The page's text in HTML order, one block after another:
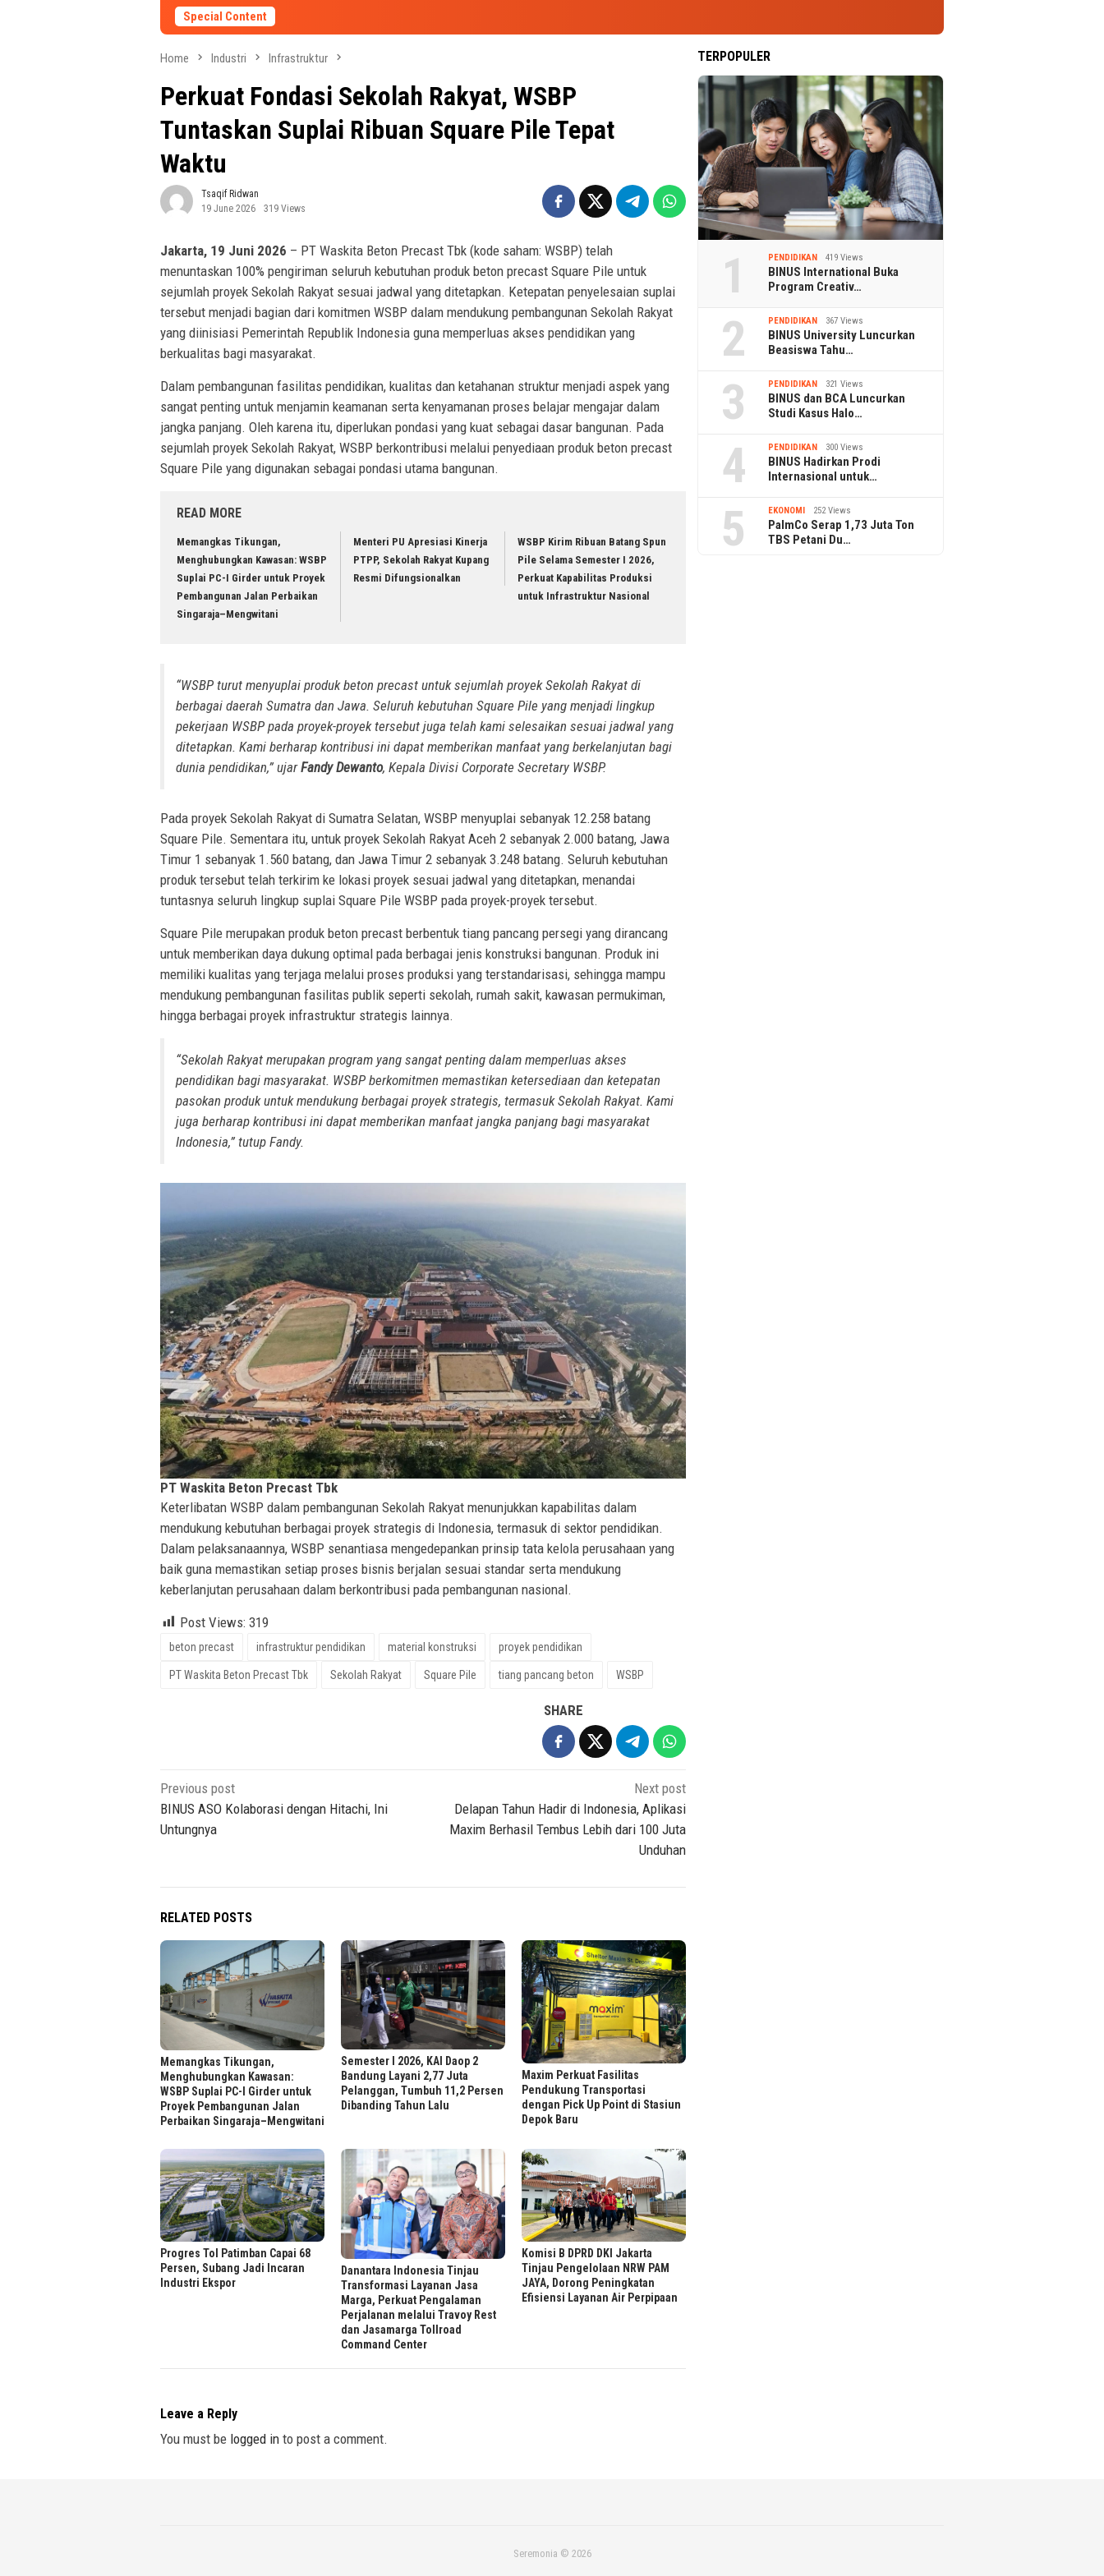
Special Content
Home Industri Infrastruktur
Perkuat Fondasi Sekolah Rakyat, WSBP
Tuntaskan Suplai Ribuan Square Pile Tepat
Waktu
Tsaqif Ridwan
19 June 2026
319 Views
Jakarta, 19 Juni 2026 – PT Waskita Beton Precast Tbk (kode saham: WSBP) telah
menuntaskan 100% pengiriman seluruh kebutuhan produk beton precast Square Pile untuk
sejumlah proyek Sekolah Rakyat sesuai jadwal yang ditetapkan. Ketepatan penyelesaian suplai
tersebut menjadi bagian dari komitmen WSBP dalam mendukung pembangunan Sekolah Rakyat
yang diinisiasi Pemerintah Republik Indonesia guna memperluas akses pendidikan yang
berkualitas bagi masyarakat.
Dalam pembangunan fasilitas pendidikan, kualitas dan ketahanan struktur menjadi aspek yang
sangat penting untuk menjamin keamanan serta kenyamanan proses belajar mengajar dalam
jangka panjang. Oleh karena itu, diperlukan pondasi yang kuat sebagai dasar bangunan. Pada
sejumlah proyek Sekolah Rakyat, WSBP berkontribusi melalui penyediaan produk beton precast
Square Pile yang digunakan sebagai pondasi utama bangunan.
READ MORE
Memangkas Tikungan,
Menghubungkan Kawasan: WSBP
Suplai PC-I Girder untuk Proyek
Pembangunan Jalan Perbaikan
Singaraja–Mengwitani
Menteri PU Apresiasi Kinerja
PTPP, Sekolah Rakyat Kupang
Resmi Difungsionalkan
WSBP Kirim Ribuan Batang Spun
Pile Selama Semester I 2026,
Perkuat Kapabilitas Produksi
untuk Infrastruktur Nasional
“WSBP turut menyuplai produk beton precast untuk sejumlah proyek Sekolah Rakyat di
berbagai daerah Sumatra dan Jawa. Seluruh kebutuhan Square Pile yang menjadi lingkup
pekerjaan WSBP pada proyek-proyek tersebut juga telah kami selesaikan sesuai jadwal yang
ditetapkan. Kami berharap kontribusi ini dapat memberikan manfaat yang berkelanjutan bagi
dunia pendidikan,” ujarFandy Dewanto, Kepala Divisi Corporate Secretary WSBP.
Pada proyek Sekolah Rakyat di Sumatra Selatan, WSBP menyuplai sebanyak 12.258 batang
Square Pile. Sementara itu, untuk proyek Sekolah Rakyat Aceh 2 sebanyak 2.000 batang, Jawa
Timur 1 sebanyak 1.560 batang, dan Jawa Timur 2 sebanyak 3.248 batang. Seluruh kebutuhan
produk tersebut telah terkirim ke lokasi proyek sesuai jadwal yang ditetapkan, menandai
tuntasnya seluruh lingkup suplai Square Pile WSBP pada proyek-proyek tersebut.
Square Pile merupakan produk beton precast berbentuk tiang pancang persegi yang dirancang
untuk memberikan daya dukung optimal pada berbagai jenis konstruksi bangunan. Produk ini
memiliki kualitas yang terjaga melalui proses produksi yang terstandarisasi, sehingga mampu
mendukung pembangunan fasilitas publik seperti sekolah, rumah sakit, kawasan permukiman,
hingga berbagai proyek infrastruktur strategis lainnya.
“Sekolah Rakyat merupakan program yang sangat penting dalam memperluas akses
pendidikan bagi masyarakat. WSBP berkomitmen memastikan ketersediaan dan ketepatan
pasokan produk untuk mendukung berbagai proyek strategis, termasuk Sekolah Rakyat. Kami
juga berharap kontribusi ini dapat memberikan manfaat jangka panjang bagi masyarakat
Indonesia,” tutup Fandy.
PT Waskita Beton Precast Tbk
Keterlibatan WSBP dalam pembangunan Sekolah Rakyat menunjukkan kapabilitas dalam
mendukung kebutuhan berbagai proyek strategis di Indonesia, termasuk di sektor pendidikan.
Dalam pelaksanaannya, WSBP senantiasa mengedepankan prinsip tata kelola perusahaan yang
baik guna memastikan setiap proses bisnis berjalan sesuai standar serta mendukung
keberlanjutan perusahaan dalam berkontribusi pada pembangunan nasional.
Post Views: 319
beton precast infrastruktur pendidikan material konstruksi proyek pendidikan
PT Waskita Beton Precast Tbk Sekolah Rakyat Square Pile tiang pancang beton WSBP
SHARE
Post
navigation
Previous post
BINUS ASO Kolaborasi dengan Hitachi, Ini
Untungnya
Next post
Delapan Tahun Hadir di Indonesia, Aplikasi
Maxim Berhasil Tembus Lebih dari 100 Juta
Unduhan
RELATED POSTS
Memangkas Tikungan,
Menghubungkan Kawasan:
WSBP Suplai PC-I Girder untuk
Proyek Pembangunan Jalan
Perbaikan Singaraja–Mengwitani
Semester I 2026, KAI Daop 2
Bandung Layani 2,77 Juta
Pelanggan, Tumbuh 11,2 Persen
Dibanding Tahun Lalu
Maxim Perkuat Fasilitas
Pendukung Transportasi
dengan Pick Up Point di Stasiun
Depok Baru
Progres Tol Patimban Capai 68
Persen, Subang Jadi Incaran
Industri Ekspor
Danantara Indonesia Tinjau
Transformasi Layanan Jasa
Marga, Perkuat Pengalaman
Perjalanan melalui Travoy Rest
dan Jasamarga Tollroad
Command Center
Komisi B DPRD DKI Jakarta
Tinjau Pengelolaan NRW PAM
JAYA, Dorong Peningkatan
Efisiensi Layanan Air Perpipaan
Leave a Reply
You must be logged in to post a comment.
TERPOPULER
1 PENDIDIKAN 419 Views
BINUS International Buka
Program Creativ…
2 PENDIDIKAN 367 Views
BINUS University Luncurkan
Beasiswa Tahu…
3 PENDIDIKAN 321 Views
BINUS dan BCA Luncurkan
Studi Kasus Halo…
4 PENDIDIKAN 300 Views
BINUS Hadirkan Prodi
Internasional untuk…
5 EKONOMI 252 Views
PalmCo Serap 1,73 Juta Ton
TBS Petani Du…
Seremonia © 2026